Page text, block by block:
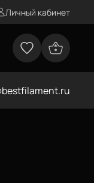
Личный кабинет